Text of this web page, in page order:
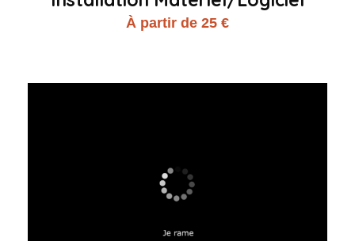
À partir de 25 €